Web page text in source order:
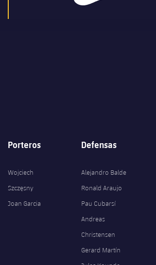
Porteros
Wojciech
Szczęsny
Joan Garcia
Defensas
Alejandro Balde
Ronald Araujo
Pau Cubarsí
Andreas
Christensen
Gerard Martín